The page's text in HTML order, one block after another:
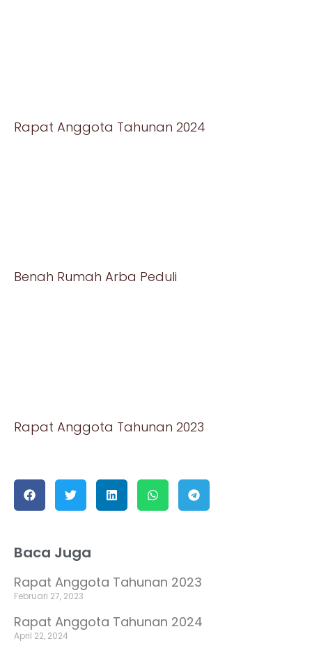
Rapat Anggota Tahunan 2024
Benah Rumah Arba Peduli
Rapat Anggota Tahunan 2023
Baca Juga
Rapat Anggota Tahunan 2023
Februari 27, 2023
Rapat Anggota Tahunan 2024
April 22, 2024